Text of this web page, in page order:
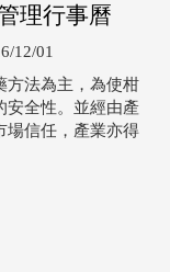
理行事曆
12/01
方法為主，為使柑
安全性。並經由產
場信任，產業亦得